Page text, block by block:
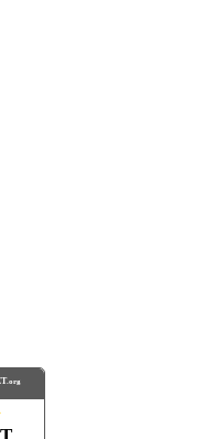
.org